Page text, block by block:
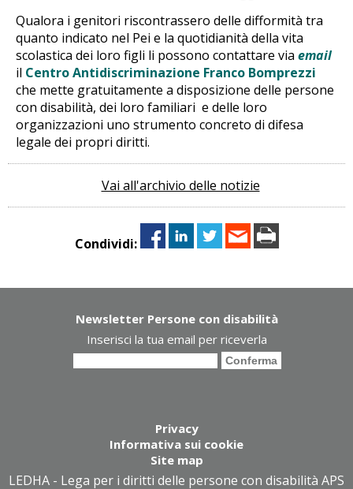
Qualora i genitori riscontrassero delle difformità tra
quanto indicato nel Pei e la quotidianità della vita
scolastica dei loro figli li possono contattare via email
il Centro Antidiscriminazione Franco Bomprezzi
che mette gratuitamente a disposizione delle persone
con disabilità, dei loro familiari e delle loro
organizzazioni uno strumento concreto di difesa
legale dei propri diritti.
Vai all'archivio delle notizie
Condividi:
Newsletter Persone con disabilità
Inserisci la tua email per riceverla
Privacy
Informativa sui cookie
Site map
LEDHA - Lega per i diritti delle persone con disabilità APS